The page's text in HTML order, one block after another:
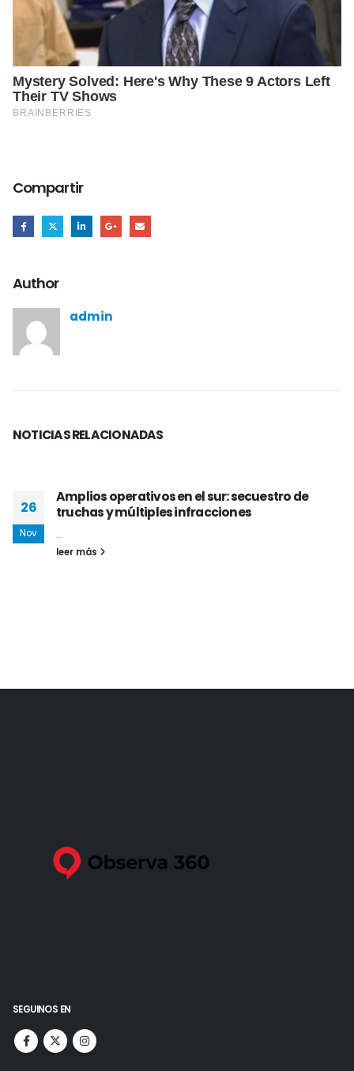
Compartir
Author
admin
NOTICIASRELACIONADAS
26
Nov
Amplios operativos en el sur: secuestro de
truchas y múltiples infracciones
...
leer más
SEGUINOS EN